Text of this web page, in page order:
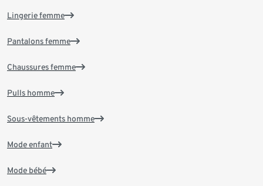
Lingerie femme
Pantalons femme
Chaussures femme
Pulls homme
Sous-vêtements homme
Mode enfant
Mode bébé